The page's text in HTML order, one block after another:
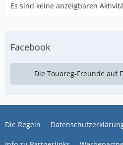
Es sind keine anzeigbaren
Facebook
Die Touareg-Freunde auf
Die Regeln